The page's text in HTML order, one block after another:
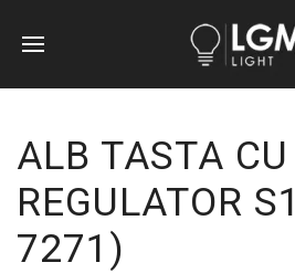
ALB TASTA CU
REGULATOR S1
7271 )